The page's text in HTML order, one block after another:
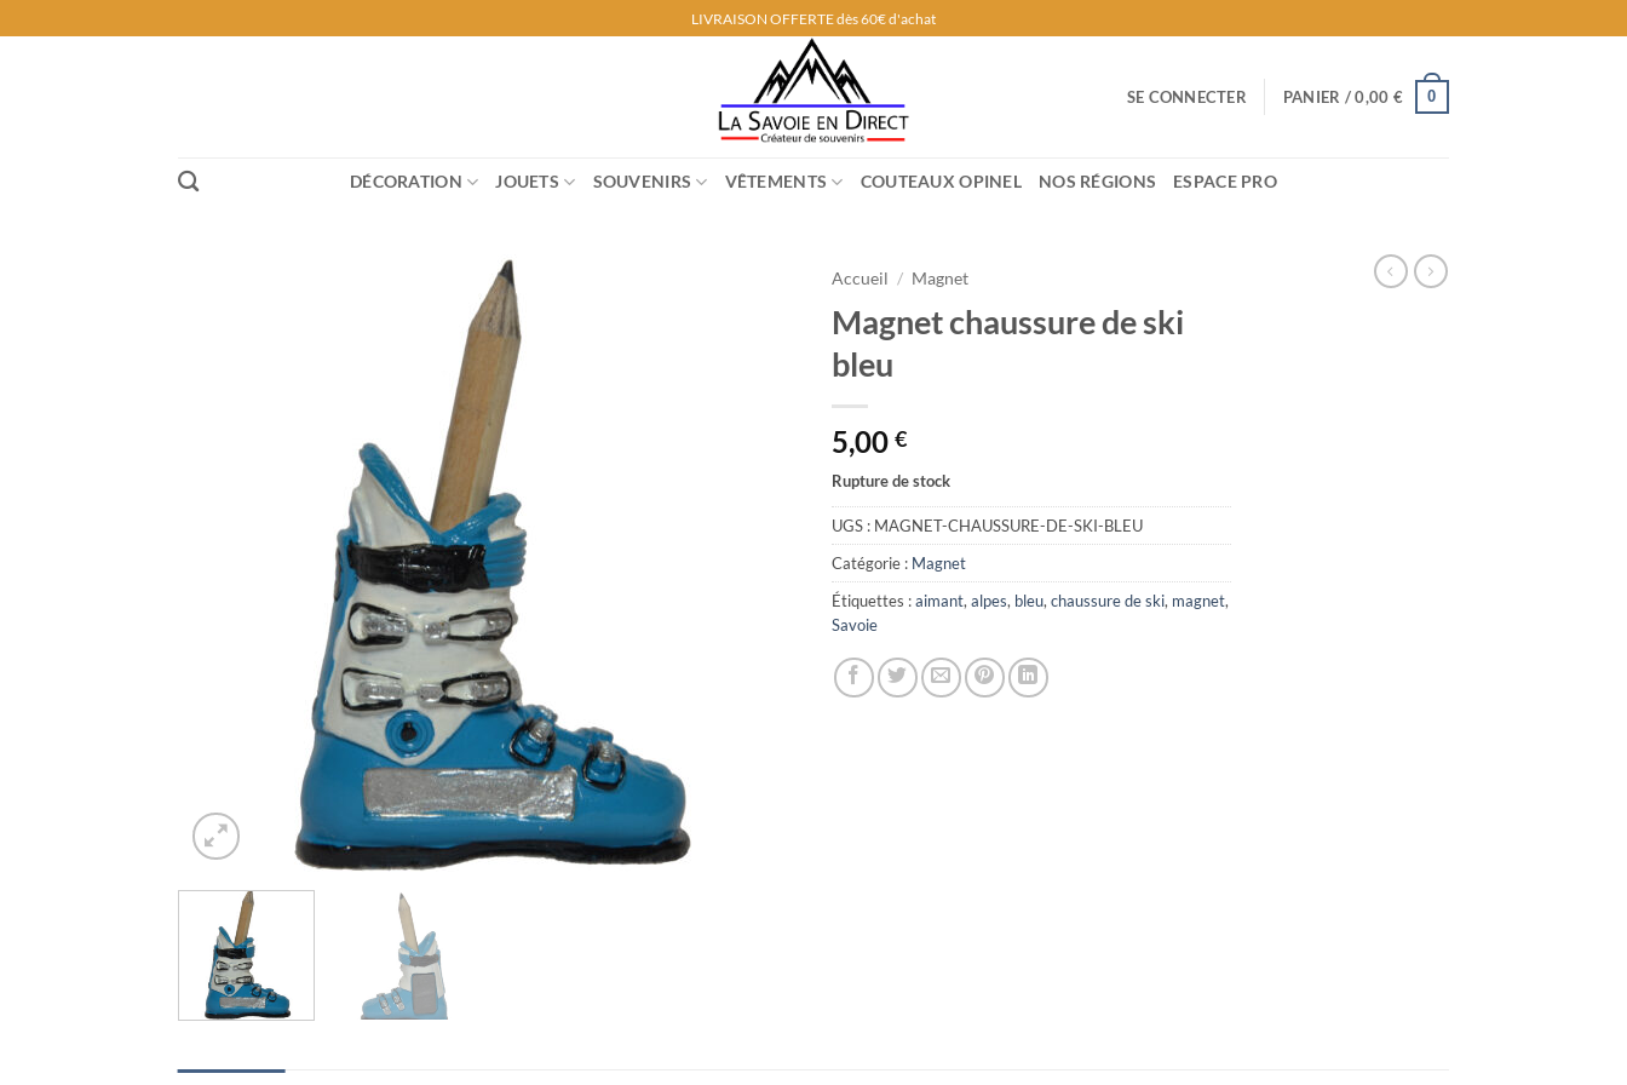
au
LIVRAISON OFFERTE dès 60€ d'achat
SE CONNECTER PANIER /0,00 € 0
DÉCORATION JOUETS SOUVENIRS VÊTEMENTS COUTEAUX OPINEL NOS RÉGIONS ESPACE PRO
Accueil / Magnet
Magnet chaussure de ski
bleu
5,00 €
Rupture de stock
UGS : MAGNET-CHAUSSURE-DE-SKI-BLEU
Catégorie : Magnet
Étiquettes :aimant, alpes, bleu, chaussure de ski, magnet,
Savoie